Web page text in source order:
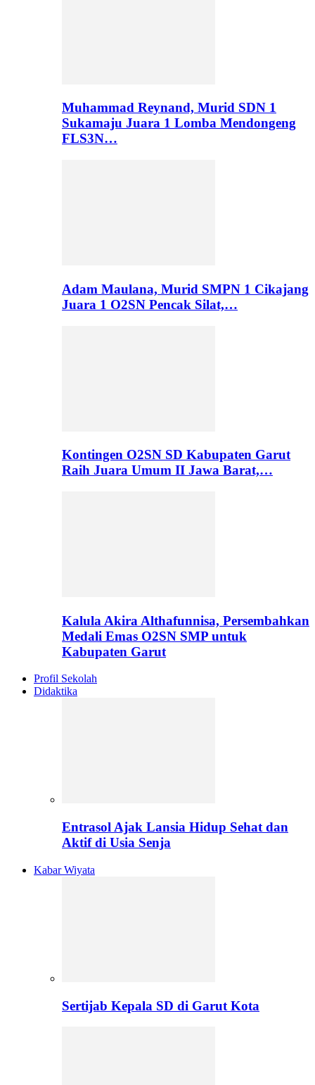
Muhammad Reynand, Murid SDN 1
Sukamaju Juara 1 Lomba Mendongeng
FLS3N…
Adam Maulana, Murid SMPN 1 Cikajang
Juara 1 O2SN Pencak Silat,…
Kontingen O2SN SD Kabupaten Garut
Raih Juara Umum II Jawa Barat,…
Kalula Akira Althafunnisa, Persembahkan
Medali Emas O2SN SMP untuk
Kabupaten Garut
Profil Sekolah
Didaktika
Entrasol Ajak Lansia Hidup Sehat dan
Aktif di Usia Senja
Kabar Wiyata
Sertijab Kepala SD di Garut Kota